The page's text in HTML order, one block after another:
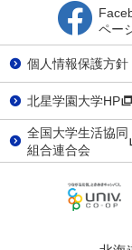
ペー
個人情報保護方針
北星学園大学HP
全国大学生活協同
組合連合会